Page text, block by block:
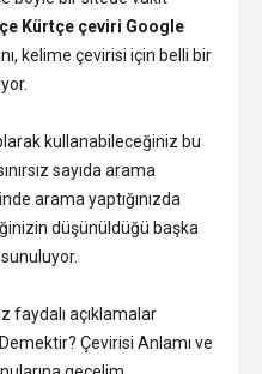
Kürtçe çeviri Google
kelime çevirisi için belli bir
kullanabileceğiniz bu
sayıda arama
arama yaptığınızda
düşünüldüğü başka
faydalı açıklamalar
Çevirisi Anlamı ve